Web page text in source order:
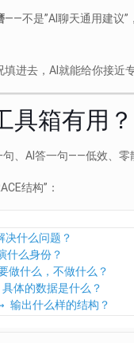
——不是”AI聊天通用建议”
进去，AI就能给你接近
具箱有用？
、AI答一句——低效、零
结构”：
决什么问题？
什么身份？
做什么，不做什么？
体的数据是什么？
输出什么样的结构？